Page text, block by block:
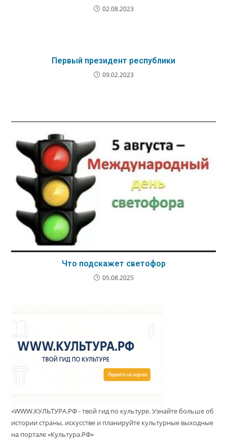
02.08.2023
Первый президент республики
09.02.2023
Что подскажет светофор
05.08.2025
«WWW.КУЛЬТУРА.РФ - твой гид по культуре. Узнайте больше об
истории страны, искусстве и планируйте культурные выходные
на портале «Культура.РФ»